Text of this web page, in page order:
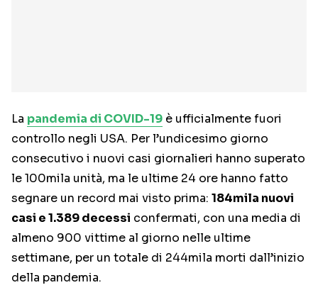
La pandemia di COVID-19 è ufficialmente fuori
controllo negli USA. Per l’undicesimo giorno
consecutivo i nuovi casi giornalieri hanno superato
le 100mila unità, ma le ultime 24 ore hanno fatto
segnare un record mai visto prima: 184mila nuovi
casi e 1.389 decessi confermati, con una media di
almeno 900 vittime al giorno nelle ultime
settimane, per un totale di 244mila morti dall’inizio
della pandemia.